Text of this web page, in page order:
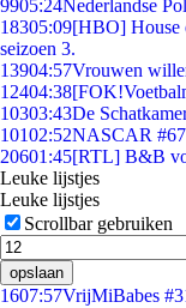
9905:24Nederlandse
18305:09[HBO] House
seizoen 3.
13904:57Vrouwen
12404:38
10303:43De
10102:52NASCAR #67
20601:45[RTL] B&B
Leuke lijstjes
Leuke lijstjes
Scrollbar gebruiken
opslaan
1607:57VrijMiBabes